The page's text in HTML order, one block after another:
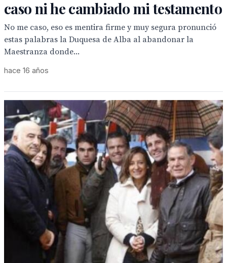
caso ni he cambiado mi testamento
No me caso, eso es mentira firme y muy segura pronunció
estas palabras la Duquesa de Alba al abandonar la
Maestranza donde...
hace 16 años